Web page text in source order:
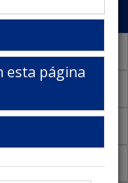
esta página